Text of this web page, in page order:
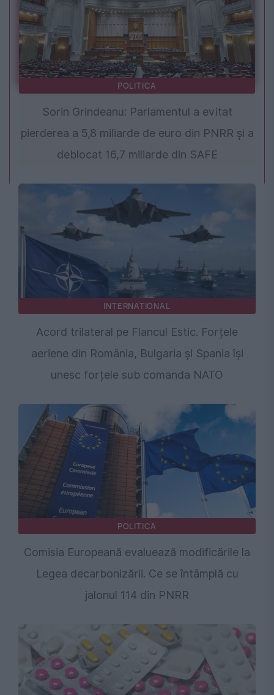
POLITICA
Sorin Grindeanu: Parlamentul a evitat
pierderea a 5,8 miliarde de euro din PNRR și a
deblocat 16,7 miliarde din SAFE
INTERNATIONAL
Acord trilateral pe Flancul Estic. Forțele
aeriene din România, Bulgaria și Spania își
unesc forțele sub comanda NATO
POLITICA
Comisia Europeană evaluează modificările la
Legea decarbonizării. Ce se întâmplă cu
jalonul 114 din PNRR